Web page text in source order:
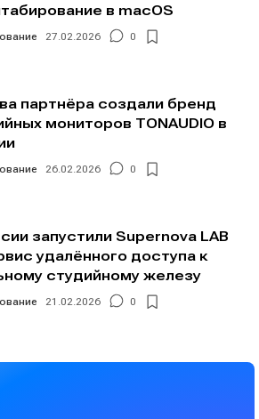
в macOS
27.02.2026 0
партнёра создали бренд
мониторов TONAUDIO в
26.02.2026 0
запустили Supernova LAB
удалённого доступа к
студийному железу
21.02.2026 0